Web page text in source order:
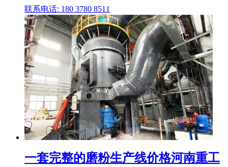
联系电话: 180 3780 8511
一套完整的磨粉生产线价格河南重工